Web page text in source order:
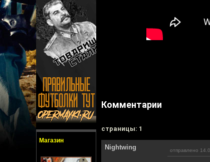
Магазин
Комментарии
cтраницы: 1
Nightwing отправлено